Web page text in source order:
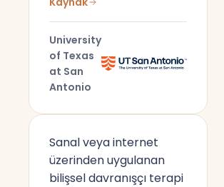
University
of Texas
at San
Antonio
Sanal veya internet
üzerinden uygulanan
bilişsel davranışçı terapi